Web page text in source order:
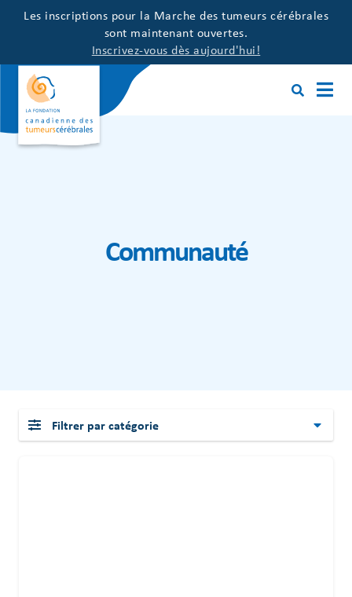
Les inscriptions pour la Marche des tumeurs cérébrales
sont maintenant ouvertes.
Inscrivez-vous dès aujourd'hui!
Communauté